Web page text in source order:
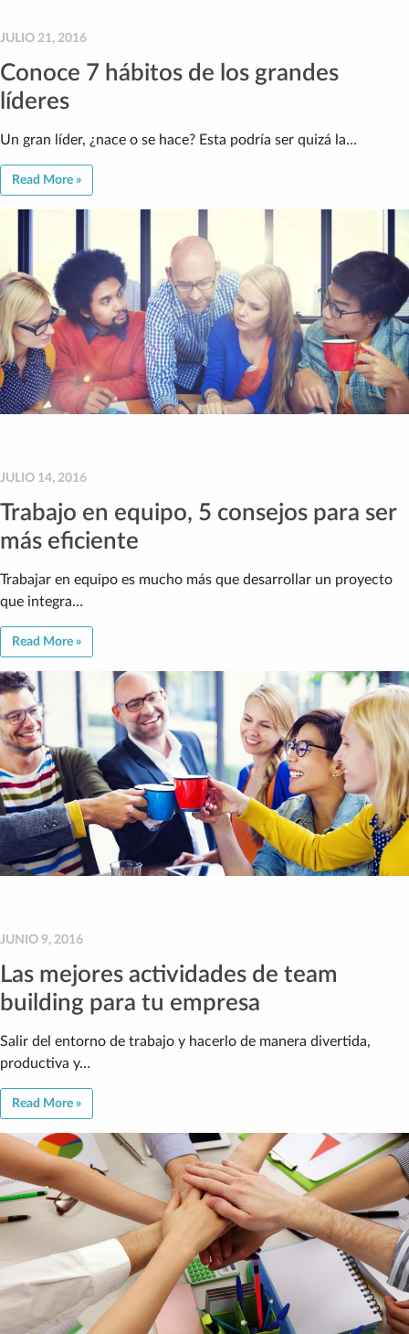
JULIO 21, 2016
Conoce 7 hábitos de los grandes
líderes
Un gran líder, ¿nace o se hace? Esta podría ser quizá la…
Read More »
JULIO 14, 2016
Trabajo en equipo, 5 consejos para ser
más eficiente
Trabajar en equipo es mucho más que desarrollar un proyecto
que integra…
Read More »
JUNIO 9, 2016
Las mejores actividades de team
building para tu empresa
Salir del entorno de trabajo y hacerlo de manera divertida,
productiva y…
Read More »